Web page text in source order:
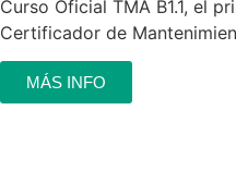
Curso Oficial TMA B1.1, el
Certificador de
MÁS INFO